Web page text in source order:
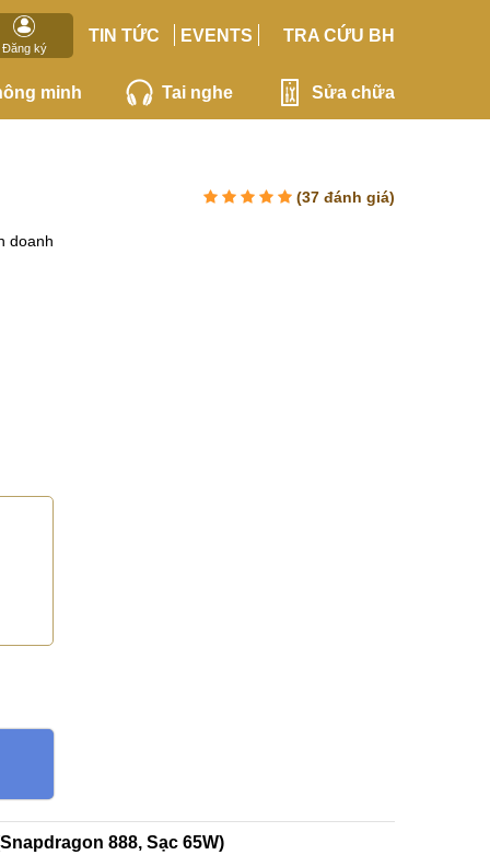
Đăng ký
TIN TỨC EVENTS TRA CỨU BH
minh Tai nghe Sửa chữa
(37 đánh giá)
doanh
888, Sạc 65W)